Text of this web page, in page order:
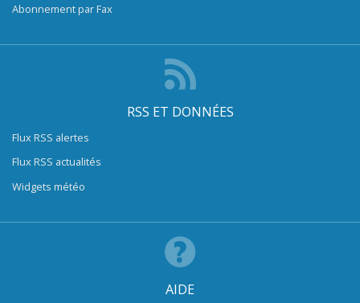
Abonnement par Fax
RSS ET DONNÉES
Flux RSS alertes
Flux RSS actualités
Widgets météo
AIDE